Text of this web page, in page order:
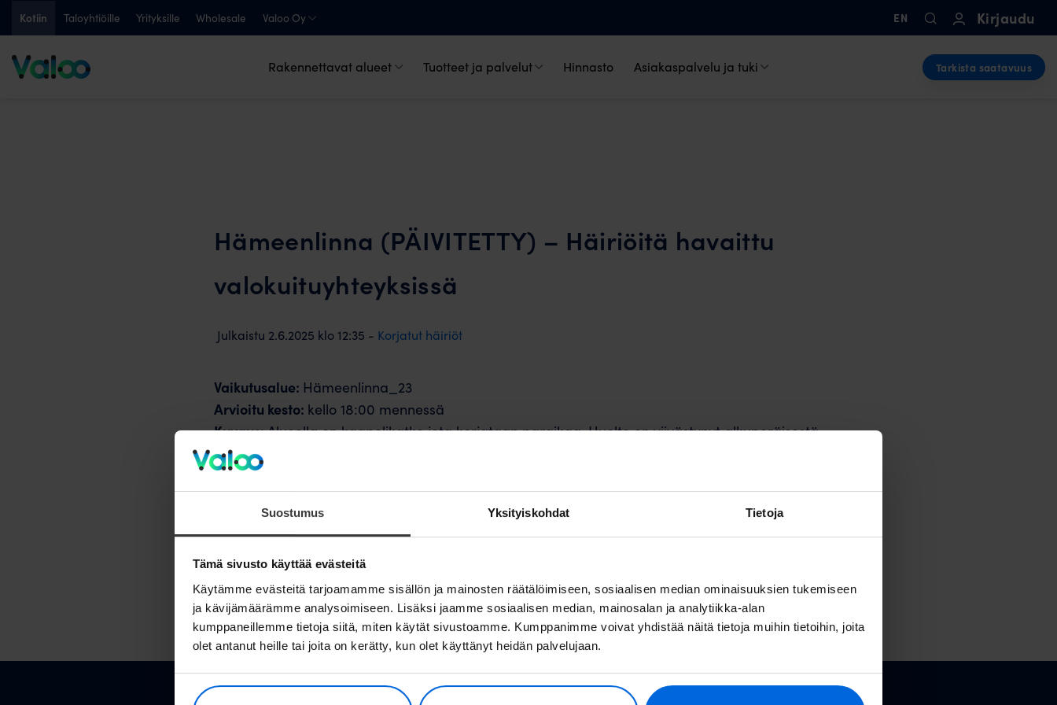
Suostumus Yksityiskohdat Tietoja
Tämä sivusto käyttää evästeitä
Käytämme evästeitä tarjoamamme sisällön ja mainosten räätälöimiseen, sosiaalisen median ominaisuuksien tukemiseen
ja kävijämäärämme analysoimiseen. Lisäksi jaamme sosiaalisen median, mainosalan ja analytiikka-alan
kumppaneillemme tietoja siitä, miten käytät sivustoamme. Kumppanimme voivat yhdistää näitä tietoja muihin tietoihin, joita
olet antanut heille tai joita on kerätty, kun olet käyttänyt heidän palvelujaan.
Kotiin Taloyhtiöille Yrityksille Wholesale Valoo Oy EN Kirjaudu
Rakennettavat alueet Tuotteet ja palvelut Hinnasto Asiakaspalvelu ja tuki Tarkista saatavuus
Hämeenlinna (PÄIVITETTY) – Häiriöitä havaittu
valokuituyhteyksissä
Julkaistu 2.6.2025 klo12:35 - Korjatut häiriöt
Vaikutusalue: Hämeenlinna_23
Arvioitu kesto: kello 18:00 mennessä
Kuvaus:Alueella on kaapelikatko jota korjataan paraikaa. Huolto on viivästynyt alkuperäisestä
tavoitteesta. Pahoittelemme viiveestä aiheutunutta harmia.
Jos huoltotöiden jälkeen huomaat, että yhteydet eivät toimi, käynnistäthän kotiverkon reitittimesi
uudelleen. Jos tarvitset neuvoa valokuituyhteytesi kanssa tai kohtaat ongelmia yhteyden kanssa,
voit aina olla yhteydessä asiakaspalveluumme.